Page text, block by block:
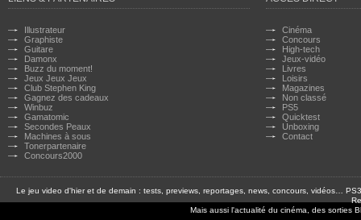
Illustrateur
Graphiste
Guitare
Damonx
Buzz du moment!
Jeux Jeux Jeux
Club Stephen King
Gagnez des cadeaux
Winbuz
Gamatomic
Secondes Peaux
Machines à sous
Tonerpartenaire
Concours2000
Cinéma
Concours
High-tech
Jeux-vidéo
Livres
Loisirs
Magazines
Non classé
PS5
Quicktest
Unboxing
Contact
Le jeu video d'hier et de demain : tests, previews, reportages, news, concours, vidéos…
Mais aussi l'actualité du cinéma, des sorties